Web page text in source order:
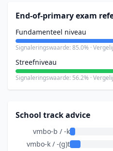
End-of-primary exam
Fundamenteel niveau
Signaleringswaarde: 85.0% ·
Streefniveau
Signaleringswaarde: 56.2% ·
School track advice
vmbo-b / -k
vmbo-k / -(g)t